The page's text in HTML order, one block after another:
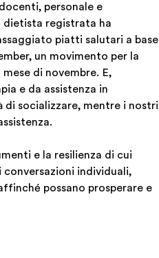
personale e
dietista registrata ha
piatti salutari a base
un movimento per la
di novembre. E,
e da assistenza in
di socializzare, mentre i nostri
e la resilienza di cui
individuali,
possano prosperare e